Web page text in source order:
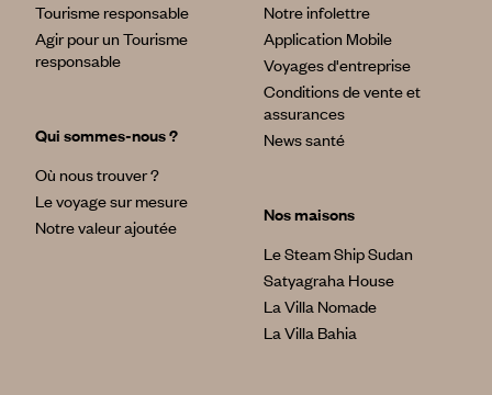
Tourisme responsable
Agir pour un Tourisme
responsable
Qui sommes-nous ?
Où nous trouver ?
Le voyage sur mesure
Notre valeur ajoutée
Notre infolettre
Application Mobile
Voyages d'entreprise
Conditions de vente et
assurances
News santé
Nos maisons
Le Steam Ship Sudan
Satyagraha House
La Villa Nomade
La Villa Bahia